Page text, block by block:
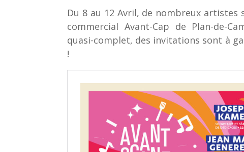
Du 8 au 12 Avril, de nombreux artistes
commercial Avant-Cap de Plan-de-
quasi-complet, des invitations sont à
!